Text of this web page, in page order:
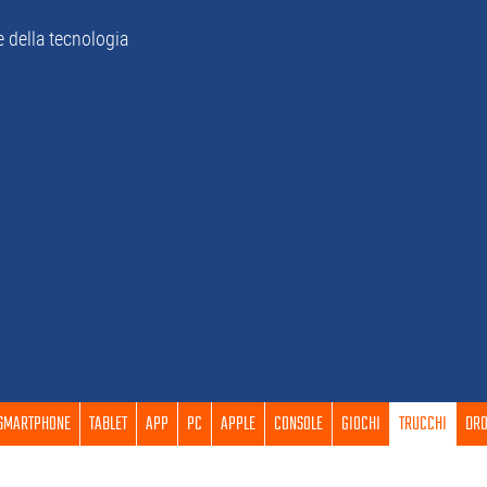
della tecnologia
TABLET APP PC APPLE CONSOLE GIOCHI TRUCCHI